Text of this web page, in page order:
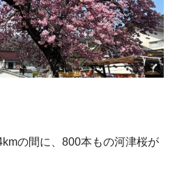
の間に、800本もの河津桜が